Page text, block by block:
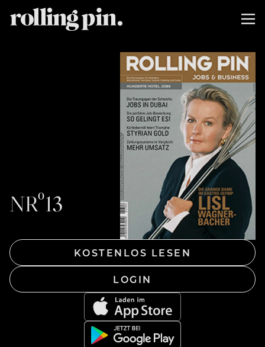
NRº13
KOSTENLOS LESEN
LOGIN